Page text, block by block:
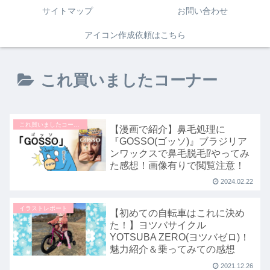
サイトマップ お問い合わせ
アイコン作成依頼はこちら
これ買いましたコーナー
これ買いましたコーナー
【漫画で紹介】鼻毛処理に
『GOSSO(ゴッソ)』ブラジリア
ンワックスで鼻毛脱毛⁉やってみ
た感想！画像有りで閲覧注意！
2024.02.22
イラストレポート
【初めての自転車はこれに決め
た！】ヨツバサイクル
YOTSUBA ZERO(ヨツバゼロ)！
魅力紹介＆乗ってみての感想
2021.12.26